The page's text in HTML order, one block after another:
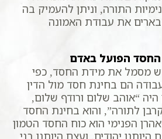
התורה, וניתן להעמיק בה
את עבודת האמונה
החסד הפועל באדם
מסמל את מידת החסד, כפי
הם בחינת חסד מול הדין
היה “אוהב שלום ורודף שלום,
לתורה”, והוא בחינת החסד
הפנימי הוא כוח החסד הטמון
יהודים, ועצם היותנו בני